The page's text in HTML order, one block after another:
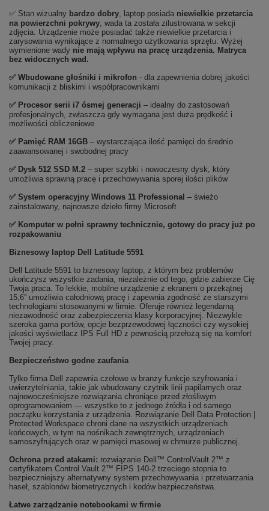
✅ Stan wizualny bardzo dobry, laptop posiada niewielkie przetarcia
na powierzchni pokrywy, wada ta została zilustrowana w sekcji
zdjęcia. Urządzenie może posiadać także niewielkie przetarcia i
zarysowania wynikające z normalnego użytkowania sprzętu. Wyżej
wymienione wady nie mają wpływu na pracę urządzenia. Matryca
bez widocznych wad.
✅ Wbudowane głośniki i mikrofon - dla zapewnienia dobrej jakości
komunikacji z bliskimi i współpracownikami
✅ Procesor serii i7 ósmej generacji – idealny do zastosowań
profesjonalnych, zwłaszcza gdy wymagana jest duża prędkość i
możliwości obliczeniowe
✅ Pamięć RAM 16GB – wystarczająca ilość pamięci do średnio
zaawansowanej i swobodnej pracy
✅ Dysk 512 SSD M.2 – super szybki i nowoczesny dysk, który
umożliwia sprawną pracę i przechowywania sporej ilości plików
✅ System operacyjny Windows 11 Professional – świeżo
zainstalowany, najnowsze dzieło firmy Microsoft
✅ Komputer w pełni sprawny technicznie, gotowy do pracy już po
rozpakowaniu
Biznesowy laptop Dell Latitude 5591
Dell Latitude 5591 to biznesowy laptop, z którym bez problemów
ukończysz wszystkie zadania, niezależnie od tego, gdzie zabierze Cię
Twoja praca. To lekkie, mobilne urządzenie z ekranem o przekątnej
15,6” umożliwia całodniową pracę i zapewnia zgodność ze starszymi
technologiami stosowanymi w firmie. Oferuje również legendarną
niezawodność oraz zabezpieczenia klasy korporacyjnej. Niezwykle
szeroka gama portów, opcje bezprzewodowej łączności czy wysokiej
jakości wyświetlacz IPS Full HD z pewnością przełożą się na komfort
Twojej pracy.
Bezpieczeństwo godne zaufania
Tylko firma Dell zapewnia czołowe w branży funkcje szyfrowania i
uwierzytelniania, takie jak wbudowany czytnik linii papilarnych oraz
najnowocześniejsze rozwiązania chroniące przed złośliwym
oprogramowaniem — wszystko to z jednego źródła i od samego
początku korzystania z urządzenia. Rozwiązanie Dell Data Protection |
Protected Workspace chroni dane na wszystkich urządzeniach
końcowych, w tym na nośnikach zewnętrznych, urządzeniach
samoszyfrujących oraz w pamięci masowej w chmurze publicznej.
Ochrona przed atakami: rozwiązanie Dell™ ControlVault 2™ z
certyfikatem Control Vault 2™ FIPS 140-2 trzeciego stopnia to
bezpieczniejszy alternatywny system przechowywania i przetwarzania
haseł, szablonów biometrycznych i kodów bezpieczeństwa.
Łatwe zarządzanie notebookami w firmie